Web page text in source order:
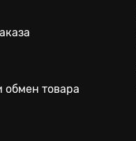
обмен товара